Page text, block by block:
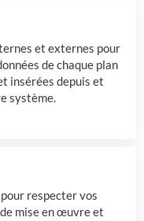
et externes pour
de chaque plan
insérées depuis et
système.
respecter vos
mise en œuvre et